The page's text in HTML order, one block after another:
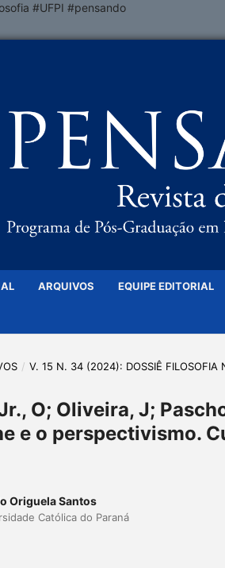
#UFPI #pensando
ARQUIVOS EQUIPE EDITORIAL
/ V. 15 N. 34 (2024): DOSSIÊ FILOSOFIA
O; Oliveira, J;
e o perspectivismo.
Origuela Santos
Católica do Paraná